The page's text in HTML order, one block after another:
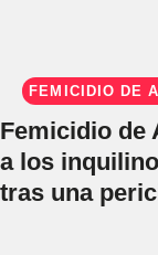
FEMICIDIO DE
Femicidio de
a los
tras una